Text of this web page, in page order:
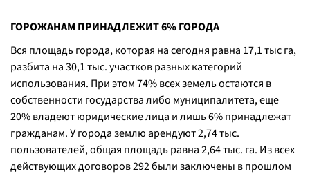
ГОРОЖАНАМ ПРИНАДЛЕЖИТ 6% ГОРОДА
Вся площадь города, которая на сегодня равна 17,1 тыс га,
разбита на 30,1 тыс. участков разных категорий
использования. При этом 74% всех земель остаются в
собственности государства либо муниципалитета, еще
20% владеют юридические лица и лишь 6% принадлежат
гражданам. У города землю арендуют 2,74 тыс.
пользователей, общая площадь равна 2,64 тыс. га. Из всех
действующих договоров 292 были заключены в прошлом